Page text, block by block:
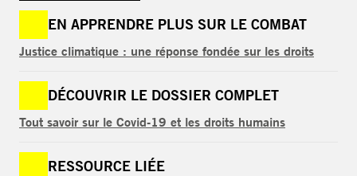
EN APPRENDRE PLUS SUR LE COMBAT
Justice climatique : une réponse fondée sur les droits
DÉCOUVRIR LE DOSSIER COMPLET
Tout savoir sur le Covid-19 et les droits humains
RESSOURCE LIÉE